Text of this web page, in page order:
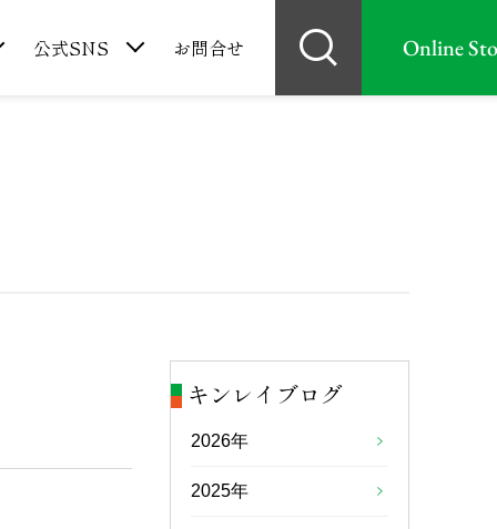
公式SNS お問合せ Online
キンレイブログ
2026年
2025年